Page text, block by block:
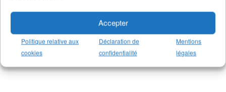
Accepter
Politique relative aux
cookies
Déclaration de
confidentialité
Mentions
légales